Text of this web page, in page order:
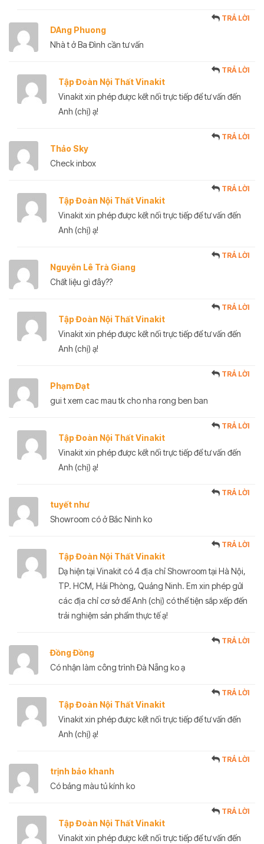
DAng Phuong
TRẢ LỜI
Nhà t ở Ba Đình cần tư vấn
Tập Đoàn Nội Thất Vinakit
TRẢ LỜI
Vinakit xin phép được kết nối trực tiếp để tư vấn đến
Anh (chị) ạ!
Thảo Sky
TRẢ LỜI
Check inbox
Tập Đoàn Nội Thất Vinakit
TRẢ LỜI
Vinakit xin phép được kết nối trực tiếp để tư vấn đến
Anh (chị) ạ!
Nguyễn Lê Trà Giang
TRẢ LỜI
Chất liệu gì đây??
Tập Đoàn Nội Thất Vinakit
TRẢ LỜI
Vinakit xin phép được kết nối trực tiếp để tư vấn đến
Anh (chị) ạ!
Phạm Đạt
TRẢ LỜI
gui t xem cac mau tk cho nha rong ben ban
Tập Đoàn Nội Thất Vinakit
TRẢ LỜI
Vinakit xin phép được kết nối trực tiếp để tư vấn đến
Anh (chị) ạ!
tuyết như
TRẢ LỜI
Showroom có ở Bắc Ninh ko
Tập Đoàn Nội Thất Vinakit
TRẢ LỜI
Dạ hiện tại Vinakit có 4 địa chỉ Showroom tại Hà Nội,
TP. HCM, Hải Phòng, Quảng Ninh. Em xin phép gửi
các địa chỉ cơ sở để Anh (chị) có thể tiện sắp xếp đến
trải nghiệm sản phẩm thực tế ạ!
Đồng Đồng
TRẢ LỜI
Có nhận làm công trình Đà Nẵng ko ạ
Tập Đoàn Nội Thất Vinakit
TRẢ LỜI
Vinakit xin phép được kết nối trực tiếp để tư vấn đến
Anh (chị) ạ!
trịnh bảo khanh
TRẢ LỜI
Có bảng màu tủ kính ko
Tập Đoàn Nội Thất Vinakit
TRẢ LỜI
Vinakit xin phép được kết nối trực tiếp để tư vấn đến